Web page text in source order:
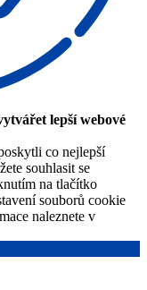
lepší webové
co nejlepší
souhlasit se
na tlačítko
souborů cookie
naleznete v